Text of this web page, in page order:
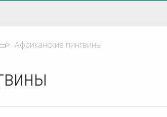
> Африканские пингвины